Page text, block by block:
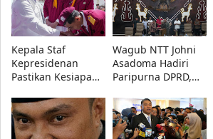
Kepala Staf
Kepresidenan
Pastikan Kesiapan
Bandung, 560
Siswa Ikuti MPLS
2026
Wagub NTT Johni
Asadoma Hadiri
Paripurna DPRD,
2027 Disepakati